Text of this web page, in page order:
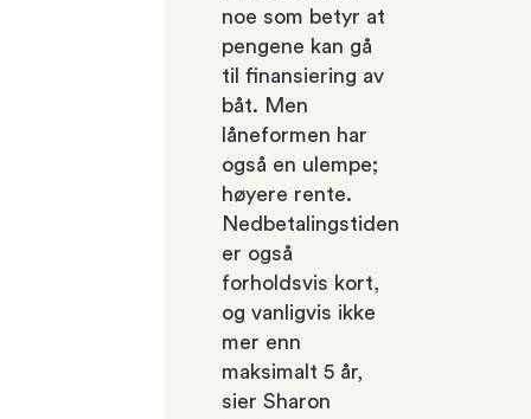
noe som betyr at
pengene kan gå
til finansiering av
båt. Men
låneformen har
også en ulempe;
høyere rente.
Nedbetalingstiden
er også
forholdsvis kort,
og vanligvis ikke
mer enn
maksimalt 5 år,
sier Sharon